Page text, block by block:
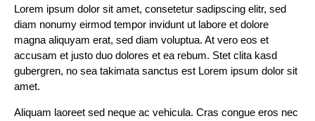
Lorem ipsum dolor sit amet, consetetur sadipscing elitr, sed
diam nonumy eirmod tempor invidunt ut labore et dolore
magna aliquyam erat, sed diam voluptua. At vero eos et
accusam et justo duo dolores et ea rebum. Stet clita kasd
gubergren, no sea takimata sanctus est Lorem ipsum dolor sit
amet.
Aliquam laoreet sed neque ac vehicula. Cras congue eros nec